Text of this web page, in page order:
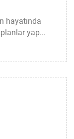
hayatında
yap...